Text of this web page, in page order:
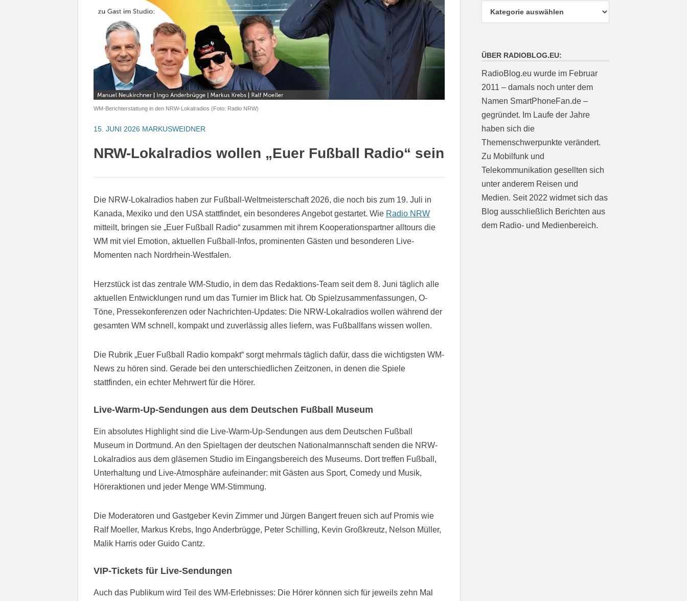
WM-Berichterstattung in den NRW-Lokalradios (Foto: Radio NRW)
15. JUNI 2026 MARKUSWEIDNER
NRW-Lokalradios wollen „Euer Fußball Radio“ sein
Die NRW-Lokalradios haben zur Fußball-Weltmeisterschaft 2026, die noch bis zum 19. Juli in
Kanada, Mexiko und den USA stattfindet, ein besonderes Angebot gestartet. Wie Radio NRW
mitteilt, bringen sie „Euer Fußball Radio“ zusammen mit ihrem Kooperationspartner alltours die
WM mit viel Emotion, aktuellen Fußball-Infos, prominenten Gästen und besonderen Live-
Momenten nach Nordrhein-Westfalen.
Herzstück ist das zentrale WM-Studio, in dem das Redaktions-Team seit dem 8. Juni täglich alle
aktuellen Entwicklungen rund um das Turnier im Blick hat. Ob Spielzusammenfassungen, O-
Töne, Pressekonferenzen oder Nachrichten-Updates: Die NRW-Lokalradios wollen während der
gesamten WM schnell, kompakt und zuverlässig alles liefern, was Fußballfans wissen wollen.
Die Rubrik „Euer Fußball Radio kompakt“ sorgt mehrmals täglich dafür, dass die wichtigsten WM-
News zu hören sind. Gerade bei den unterschiedlichen Zeitzonen, in denen die Spiele
stattfinden, ein echter Mehrwert für die Hörer.
Live-Warm-Up-Sendungen aus dem Deutschen Fußball Museum
Ein absolutes Highlight sind die Live-Warm-Up-Sendungen aus dem Deutschen Fußball
Museum in Dortmund. An den Spieltagen der deutschen Nationalmannschaft senden die NRW-
Lokalradios aus dem gläsernen Studio im Eingangsbereich des Museums. Dort treffen Fußball,
Unterhaltung und Live-Atmosphäre aufeinander: mit Gästen aus Sport, Comedy und Musik,
Höreraktionen und jeder Menge WM-Stimmung.
Die Moderatoren und Gastgeber Kevin Zimmer und Jürgen Bangert freuen sich auf Promis wie
Ralf Moeller, Markus Krebs, Ingo Anderbrügge, Peter Schilling, Kevin Großkreutz, Nelson Müller,
Malik Harris oder Guido Cantz.
VIP-Tickets für Live-Sendungen
Auch das Publikum wird Teil des WM-Erlebnisses: Die Hörer können sich für jeweils zehn Mal
ÜBER RADIOBLOG.EU:
RadioBlog.eu wurde im Februar
2011 – damals noch unter dem
Namen SmartPhoneFan.de –
gegründet. Im Laufe der Jahre
haben sich die
Themenschwerpunkte verändert.
Zu Mobilfunk und
Telekommunikation gesellten sich
unter anderem Reisen und
Medien. Seit 2022 widmet sich das
Blog ausschließlich Berichten aus
dem Radio- und Medienbereich.